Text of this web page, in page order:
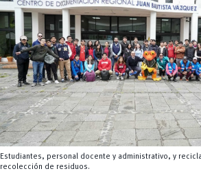
y Agropecuarias
MOVERU
Posgrados
Radio Universitaria
Salud
Sostenibilidad
Vinculación
Estudiantes, personal docente y administrativo, y
recolección de residuos.